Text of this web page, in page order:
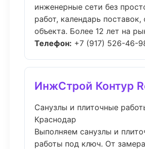
инженерные сети без
работ, календарь поставок,
объекта. Более 12 лет на
Телефон: +7 (917) 526-46-
ИнжСтрой Контур
Санузлы и плиточные
Краснодар
Выполняем санузлы и
работы под ключ. От